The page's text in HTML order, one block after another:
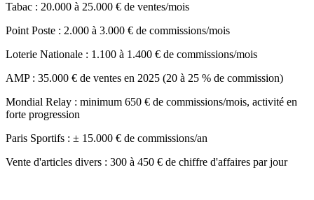
Tabac : 20.000 à 25.000 € de ventes/mois
Point Poste : 2.000 à 3.000 € de commissions/mois
Loterie Nationale : 1.100 à 1.400 € de commissions/mois
AMP : 35.000 € de ventes en 2025 (20 à 25 % de commission)
Mondial Relay : minimum 650 € de commissions/mois, activité en
forte progression
Paris Sportifs : ± 15.000 € de commissions/an
Vente d'articles divers : 300 à 450 € de chiffre d'affaires par jour